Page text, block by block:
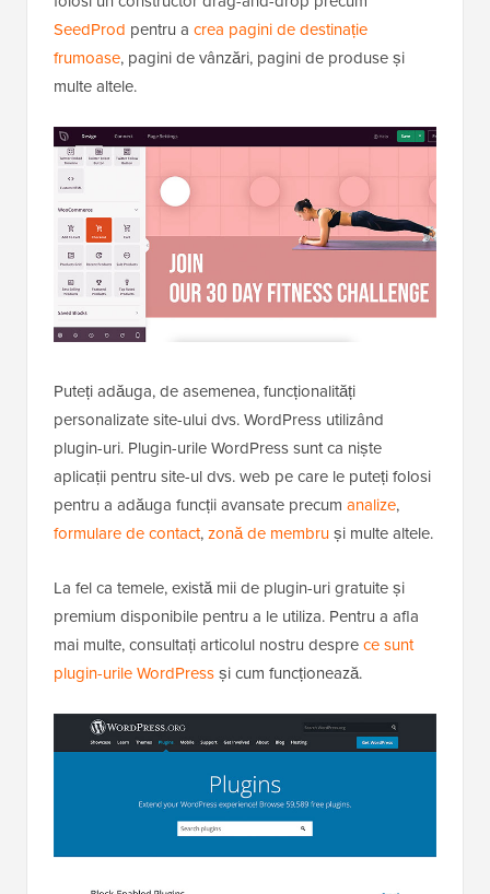
SeedProd pentru a crea pagini de destinație
frumoase, pagini de vânzări, pagini de produse și
multe altele.
Puteți adăuga, de asemenea, funcționalități
personalizate site-ului dvs. WordPress utilizând
plugin-uri. Plugin-urile WordPress sunt ca niște
aplicații pentru site-ul dvs. web pe care le puteți folosi
pentru a adăuga funcții avansate precum analize,
formulare de contact,zonă de membruși multe altele.
La fel ca temele, există mii de plugin-uri gratuite și
premium disponibile pentru a le utiliza. Pentru a afla
mai multe, consultați articolul nostru desprece sunt
plugin-urile WordPressși cum funcționează.